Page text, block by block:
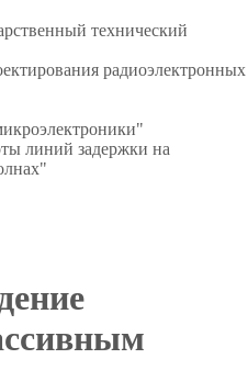
технический
радиоэлектронных
линий задержки на